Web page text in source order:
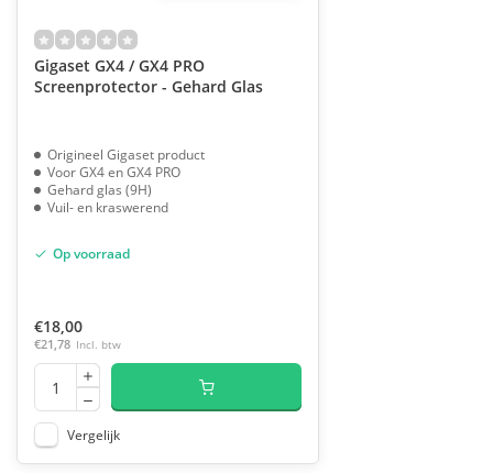
Gigaset GX4 / GX4 PRO
Screenprotector - Gehard Glas
Origineel Gigaset product
Voor GX4 en GX4 PRO
Gehard glas (9H)
Vuil- en kraswerend
Op voorraad
€18,00
€21,78 Incl. btw
Vergelijk